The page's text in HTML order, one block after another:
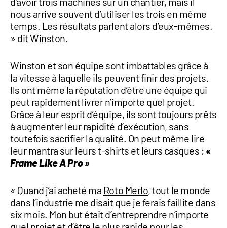
nous arrive souvent d’utiliser les trois en même
temps. Les résultats parlent alors d’eux-mêmes.
» dit Winston.
Winston et son équipe sont imbattables grâce à
la vitesse à laquelle ils peuvent finir des projets.
Ils ont même la réputation d’être une équipe qui
peut rapidement livrer n’importe quel projet.
Grâce à leur esprit d’équipe, ils sont toujours prêts
à augmenter leur rapidité d’exécution, sans
toutefois sacrifier la qualité. On peut même lire
leur mantra sur leurs t-shirts et leurs casques ; «
Frame Like A Pro »
« Quand j’ai acheté ma Roto Merlo, tout le monde
dans l’industrie me disait que je ferais faillite dans
six mois. Mon but était d’entreprendre n’importe